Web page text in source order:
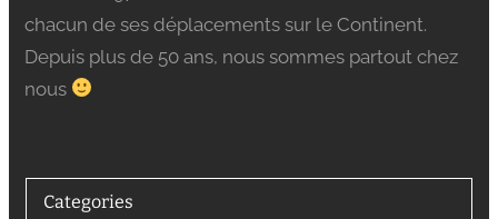
chacun de ses déplacements sur le Continent.
Depuis plus de 50 ans, nous sommes partout chez
nous
Categories